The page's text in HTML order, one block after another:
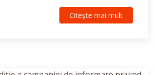
Citeşte mai mult